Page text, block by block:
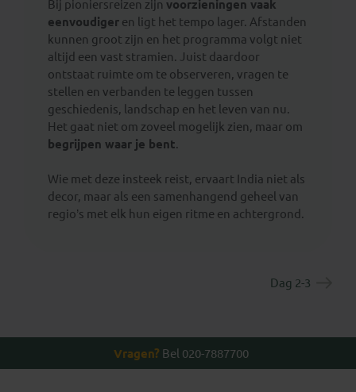
Bij pioniersreizen zijn voorzieningen vaak
eenvoudiger en ligt het tempo lager. Afstanden
kunnen groot zijn en het programma volgt niet
altijd een vast stramien. Juist daardoor
ontstaat ruimte om te observeren, vragen te
stellen en verbanden te leggen tussen
geschiedenis, landschap en het leven van nu.
Het gaat niet om zoveel mogelijk zien, maar om
begrijpen waar je bent.
Wie met deze insteek reist, ervaart India niet als
decor, maar als een samenhangend geheel van
regio’s met elk hun eigen ritme en achtergrond.
Dag 2-3
Vragen? Bel 020-7887700